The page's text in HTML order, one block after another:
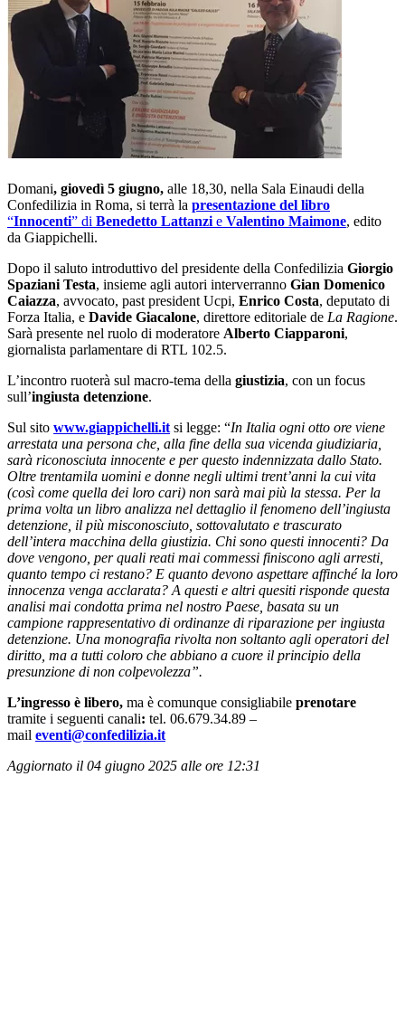
Domani, giovedì 5 giugno, alle 18,30, nella Sala Einaudi della
Confedilizia in Roma, si terrà la presentazione del libro
“Innocenti” di Benedetto Lattanzi e Valentino Maimone, edito
da Giappichelli.
Dopo il saluto introduttivo del presidente della Confedilizia Giorgio
Spaziani Testa, insieme agli autori interverranno Gian Domenico
Caiazza, avvocato, past president Ucpi, Enrico Costa, deputato di
Forza Italia, e Davide Giacalone, direttore editoriale de La Ragione.
Sarà presente nel ruolo di moderatore Alberto Ciapparoni,
giornalista parlamentare di RTL 102.5.
L’incontro ruoterà sul macro-tema della giustizia, con un focus
sull’ingiusta detenzione.
Sul sito www.giappichelli.it si legge: “In Italia ogni otto ore viene
arrestata una persona che, alla fine della sua vicenda giudiziaria,
sarà riconosciuta innocente e per questo indennizzata dallo Stato.
Oltre trentamila uomini e donne negli ultimi trent’anni la cui vita
(così come quella dei loro cari) non sarà mai più la stessa. Per la
prima volta un libro analizza nel dettaglio il fenomeno dell’ingiusta
detenzione, il più misconosciuto, sottovalutato e trascurato
dell’intera macchina della giustizia. Chi sono questi innocenti? Da
dove vengono, per quali reati mai commessi finiscono agli arresti,
quanto tempo ci restano? E quanto devono aspettare affinché la loro
innocenza venga acclarata? A questi e altri quesiti risponde questa
analisi mai condotta prima nel nostro Paese, basata su un
campione rappresentativo di ordinanze di riparazione per ingiusta
detenzione. Una monografia rivolta non soltanto agli operatori del
diritto, ma a tutti coloro che abbiano a cuore il principio della
presunzione di non colpevolezza”.
L’ingresso è libero, ma è comunque consigliabile prenotare
tramite i seguenti canali: tel. 06.679.34.89 –
mail eventi@confedilizia.it
Aggiornato il 04 giugno 2025 alle ore 12:31